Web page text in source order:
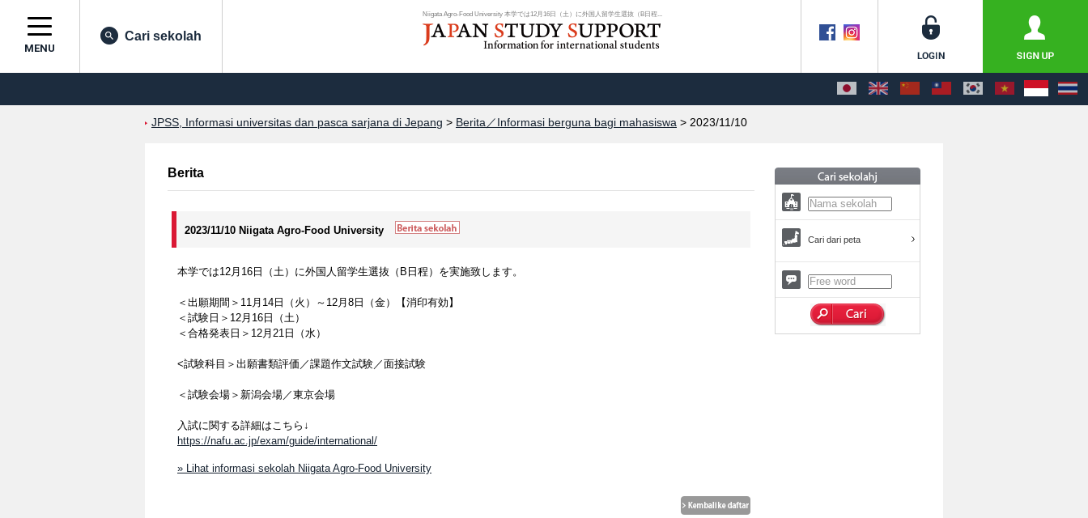
Niigata Agro-Food University 本学では12月16日（土）に外国人留学生選抜（B日程...
MENU
Cari sekolah
JPSS, Informasi universitas dan pasca sarjana di Jepang > Berita／Informasi berguna bagi mahasiswa > 2023/11/10
Berita
2023/11/10 Niigata Agro-Food University
本学では12月16日（土）に外国人留学生選抜（B日程）を実施致します。
＜出願期間＞11月14日（火）～12月8日（金）【消印有効】
＜試験日＞12月16日（土）
＜合格発表日＞12月21日（水）
<試験科目＞出願書類評価／課題作文試験／面接試験
＜試験会場＞新潟会場／東京会場
入試に関する詳細はこちら↓
https://nafu.ac.jp/exam/guide/international/
» Lihat informasi sekolah Niigata Agro-Food University
Cari dari peta